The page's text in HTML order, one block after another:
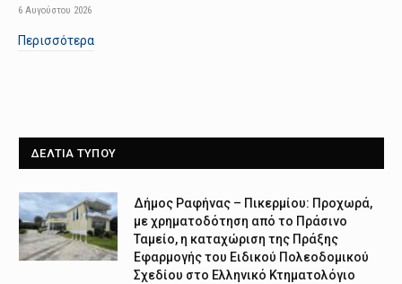
6 Αυγούστου 2026
Περισσότερα
ΔΕΛΤΙΑ ΤΥΠΟΥ
Δήμος Ραφήνας – Πικερμίου: Προχωρά,
με χρηματοδότηση από το Πράσινο
Ταμείο, η καταχώριση της Πράξης
Εφαρμογής του Ειδικού Πολεοδομικού
Σχεδίου στο Ελληνικό Κτηματολόγιο